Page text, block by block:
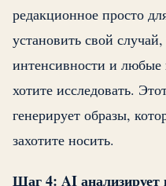
редакционное просто
установить свой
интенсивности и любые
хотите исследовать.
генерирует образы,
захотите носить.
Шаг 4: AI анализирует